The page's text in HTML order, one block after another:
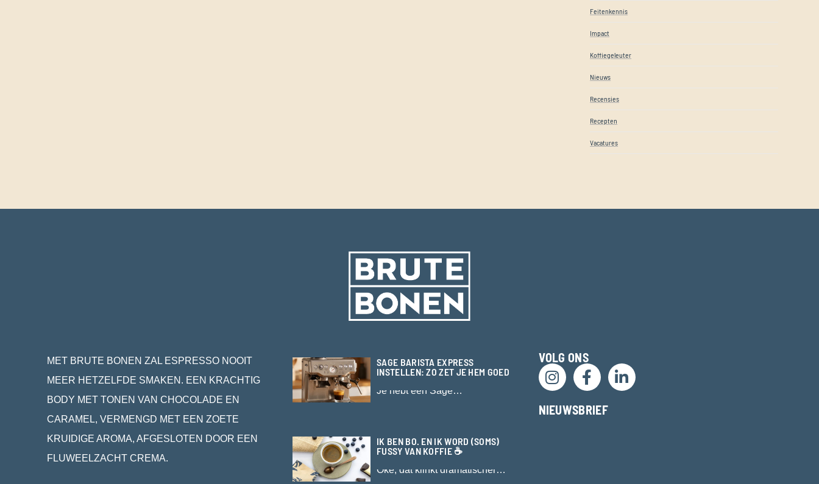
Feitenkennis
Impact
Koffiegeleuter
Nieuws
Recensies
Recepten
Vacatures
MET BRUTE BONEN ZAL ESPRESSO NOOIT
MEER HETZELFDE SMAKEN. EEN KRACHTIG
BODY MET TONEN VAN CHOCOLADE EN
CARAMEL, VERMENGD MET EEN ZOETE
KRUIDIGE AROMA, AFGESLOTEN DOOR EEN
FLUWEELZACHT CREMA.
SAGE BARISTA EXPRESS
INSTELLEN: ZO ZET JE HEM GOED
Je hebt een Sage…
IK BEN BO. EN IK WORD (SOMS)
FUSSY VAN KOFFIE ☕
Oké, dat klinkt dramatischer…
VOLG ONS
NIEUWSBRIEF